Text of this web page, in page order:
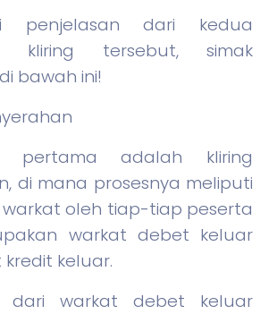
penjelasan dari kedua
kliring tersebut, simak
bawah ini!
pertama adalah kliring
di mana prosesnya meliputi
oleh tiap-tiap peserta
warkat debet keluar
keluar.
dari warkat debet keluar